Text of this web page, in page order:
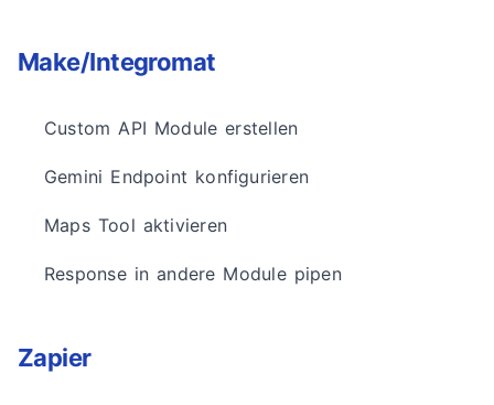
Make/Integromat
Custom API Module erstellen
Gemini Endpoint konfigurieren
Maps Tool aktivieren
Response in andere Module pipen
Zapier